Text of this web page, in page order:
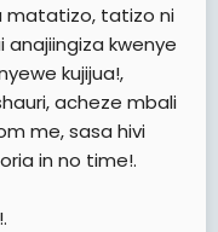
matatizo, tatizo ni
anajiingiza kwenye
kujijua!,
acheze mbali
me, sasa hivi
in no time!.